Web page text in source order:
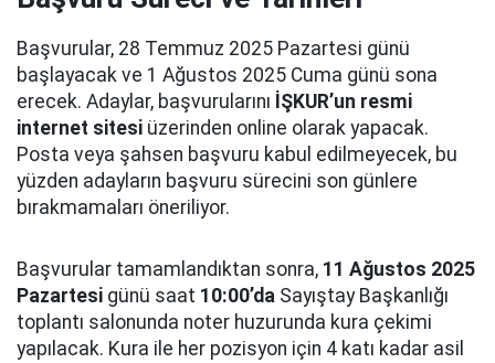
Başvurular, 28 Temmuz 2025 Pazartesi günü
başlayacak ve 1 Ağustos 2025 Cuma günü sona
erecek. Adaylar, başvurularını İŞKUR’un resmi
internet sitesi üzerinden online olarak yapacak.
Posta veya şahsen başvuru kabul edilmeyecek, bu
yüzden adayların başvuru sürecini son günlere
bırakmamaları öneriliyor.
Başvurular tamamlandıktan sonra, 11 Ağustos 2025
Pazartesi günü saat 10:00’da Sayıştay Başkanlığı
toplantı salonunda noter huzurunda kura çekimi
yapılacak. Kura ile her pozisyon için 4 katı kadar asil